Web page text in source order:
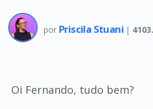
por Priscila Stuani |
Oi Fernando, tudo bem?